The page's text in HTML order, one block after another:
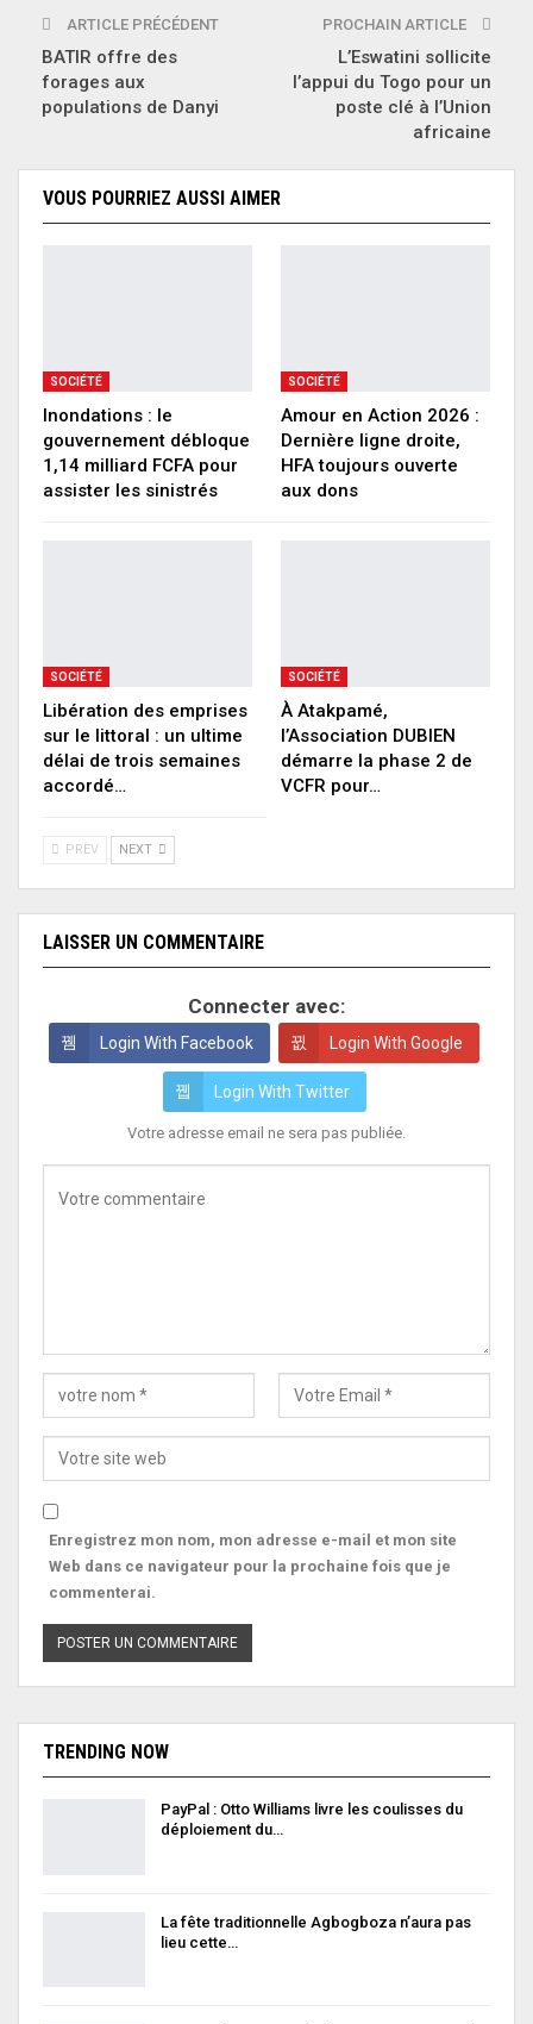
ARTICLE PRÉCÉDENT
BATIR offre des
forages aux
populations de Danyi
PROCHAIN ARTICLE
L’Eswatini sollicite
l’appui du Togo pour un
poste clé à l’Union
africaine
VOUS POURRIEZ AUSSI AIMER
SOCIÉTÉ
Inondations : le
gouvernement débloque
1,14 milliard FCFA pour
assister les sinistrés
SOCIÉTÉ
Amour en Action 2026 :
Dernière ligne droite,
HFA toujours ouverte
aux dons
SOCIÉTÉ
Libération des emprises
sur le littoral : un ultime
délai de trois semaines
accordé…
SOCIÉTÉ
À Atakpamé,
l’Association DUBIEN
démarre la phase 2 de
VCFR pour…
PREV NEXT
LAISSER UN COMMENTAIRE
Connecter avec:
Login With Facebook Login With Google
Login With Twitter
Votre adresse email ne sera pas publiée.
Enregistrez mon nom, mon adresse e-mail et mon site
Web dans ce navigateur pour la prochaine fois que je
commenterai.
TRENDING NOW
PayPal : Otto Williams livre les coulisses du
déploiement du…
La fête traditionnelle Agbogboza n’aura pas
lieu cette…